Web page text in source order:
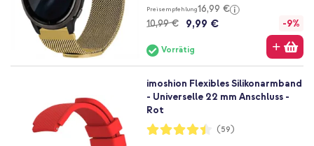
Preisempfehlung16,99 €
10,99 €
9,99 € -9%
Vorrätig
imoshion Flexibles Silikonarmband
- Universelle 22 mm Anschluss -
Rot
Bewertung:
89%
(59)